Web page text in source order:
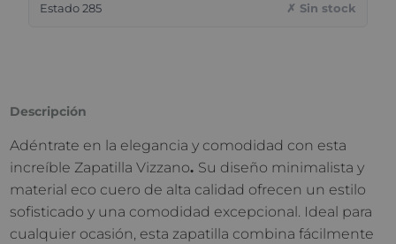
Estado 285 ✗ Sin stock
Descripción
Adéntrate en la elegancia y comodidad con esta
increíble Zapatilla Vizzano. Su diseño minimalista y
material eco cuero de alta calidad ofrecen un estilo
sofisticado y una comodidad excepcional. Ideal para
cualquier ocasión, esta zapatilla combina fácilmente